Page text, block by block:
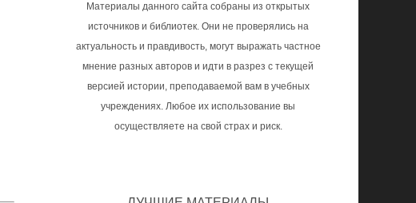
Материалы данного сайта собраны из открытых
источников и библиотек. Они не проверялись на
актуальность и правдивость, могут выражать частное
мнение разных авторов и идти в разрез с текущей
версией истории, преподаваемой вам в учебных
учреждениях. Любое их использование вы
осуществляете на свой страх и риск.